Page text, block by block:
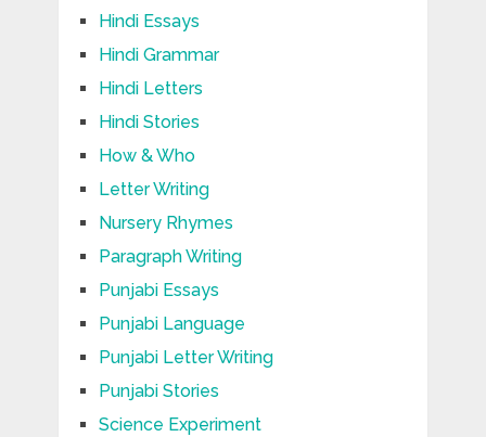
Hindi Essays
Hindi Grammar
Hindi Letters
Hindi Stories
How & Who
Letter Writing
Nursery Rhymes
Paragraph Writing
Punjabi Essays
Punjabi Language
Punjabi Letter Writing
Punjabi Stories
Science Experiment